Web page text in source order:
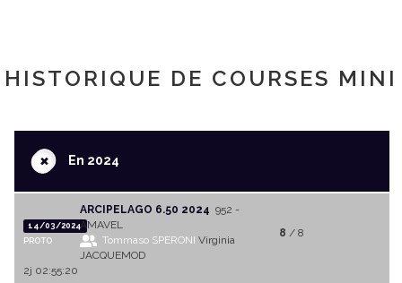
HISTORIQUE DE COURSES MINI
+En 2024
14/03/2024
PROTO
ARCIPELAGO 6.50 2024 952 -
AMAVEL
Tommaso SPERONI Virginia
JACQUEMOD
8 / 8
2j 02:55:20